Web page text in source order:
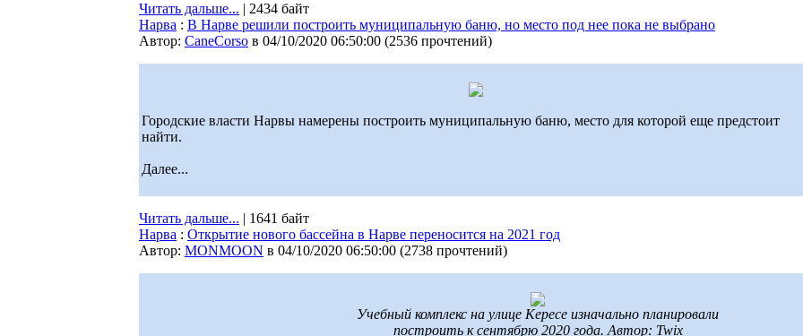
Читать дальше... | 2434 байт
Нарва : В Нарве решили построить муниципальную баню, но место под нее пока не выбрано
Автор: CaneCorso в 04/10/2020 06:50:00 (2536 прочтений)
Городские власти Нарвы намерены построить муниципальную баню, место для которой еще предстоит
найти.
Далее...
Читать дальше... | 1641 байт
Нарва : Открытие нового бассейна в Нарве переносится на 2021 год
Автор: MONMOON в 04/10/2020 06:50:00 (2738 прочтений)
Учебный комплекс на улице Кересе изначально планировали
построить к сентябрю 2020 года. Автор: Twix